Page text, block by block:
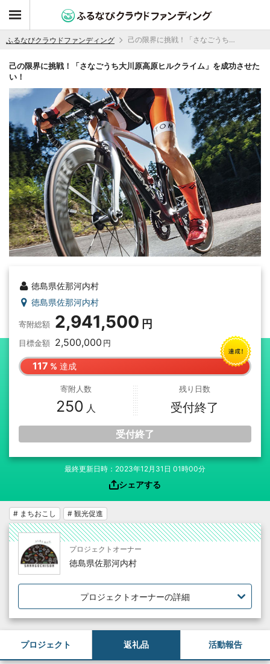
ふるなびクラウドファンディング 己の限界に挑戦！「さなごうち大川原高原ヒルクライム」を成功させたい！
己の限界に挑戦！「さなごうち大川原高原ヒルクライム」を成功させた
い！
徳島県佐那河内村
徳島県佐那河内村
寄附総額 2,941,500
117 達成
目標金額 2,500,000
寄附人数
250
残り日数
受付終了
受付終了
最終更新日時：2023年12月31日 01時00分
シェアする
プロジェクト 返礼品 活動報告
# まちおこし # 観光促進
プロジェクトオーナー
徳島県佐那河内村
プロジェクトオーナーの詳細